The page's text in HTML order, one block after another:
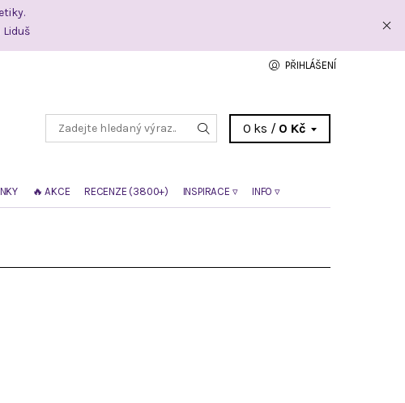
PŘIHLÁŠENÍ
0 ks / 0 Kč
🔥 AKCE RECENZE (3800+) INSPIRACE ▿ INFO ▿